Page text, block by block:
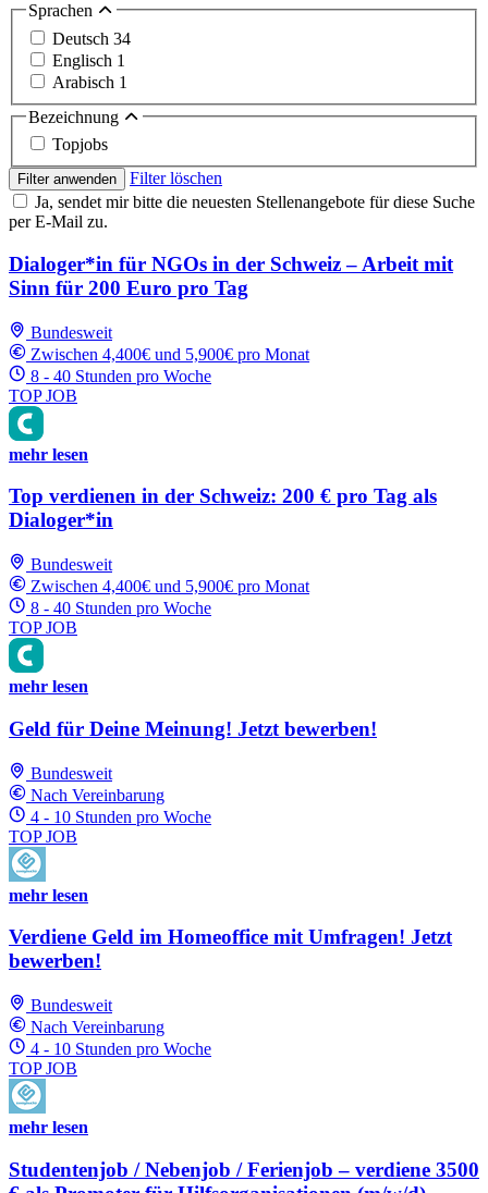
Sprachen
Deutsch 34
Englisch 1
Arabisch 1
Bezeichnung
Topjobs
Filter anwenden
Filter löschen
Ja, sendet mir bitte die neuesten Stellenangebote für diese Suche
per E-Mail zu.
Dialoger*in für NGOs in der Schweiz – Arbeit mit
Sinn für 200 Euro pro Tag
Bundesweit
Zwischen 4,400€ und 5,900€ pro Monat
8 - 40 Stunden pro Woche
TOP JOB
mehr lesen
Top verdienen in der Schweiz: 200 € pro Tag als
Dialoger*in
Bundesweit
Zwischen 4,400€ und 5,900€ pro Monat
8 - 40 Stunden pro Woche
TOP JOB
mehr lesen
Geld für Deine Meinung! Jetzt bewerben!
Bundesweit
Nach Vereinbarung
4 - 10 Stunden pro Woche
TOP JOB
mehr lesen
Verdiene Geld im Homeoffice mit Umfragen! Jetzt
bewerben!
Bundesweit
Nach Vereinbarung
4 - 10 Stunden pro Woche
TOP JOB
mehr lesen
Studentenjob / Nebenjob / Ferienjob – verdiene 3500